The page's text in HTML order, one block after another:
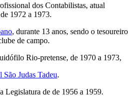
dos Contabilistas, atual
1972 a 1973.
, durante 13 anos, sendo o tesoureiro
de campo.
Rio-pretense, de 1970 a 1973,
São Judas Tadeu.
Legislatura de de 1956 a 1959.